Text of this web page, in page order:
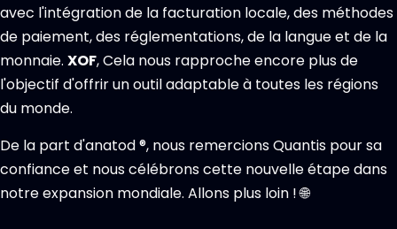
avec l'intégration de la facturation locale, des méthodes
de paiement, des réglementations, de la langue et de la
monnaie. XOF, Cela nous rapproche encore plus de
l'objectif d'offrir un outil adaptable à toutes les régions
du monde.
De la part d'anatod ®, nous remercions Quantis pour sa
confiance et nous célébrons cette nouvelle étape dans
notre expansion mondiale. Allons plus loin ! 🌐